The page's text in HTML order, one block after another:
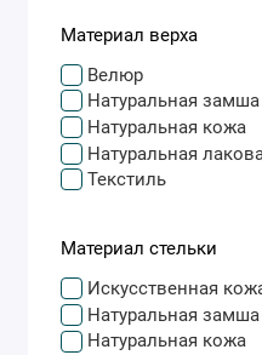
Материал верха
Велюр
Натуральная замша
Натуральная кожа
Натуральная
Текстиль
Материал стельки
Искусственная
Натуральная замша
Натуральная кожа